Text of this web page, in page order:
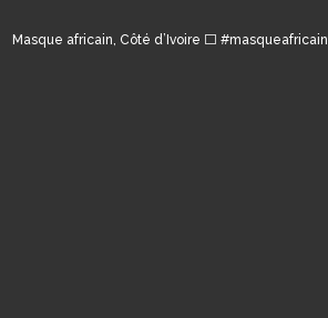
Masque africain, Côté d’Ivoire ⬜️ #masqueafricain